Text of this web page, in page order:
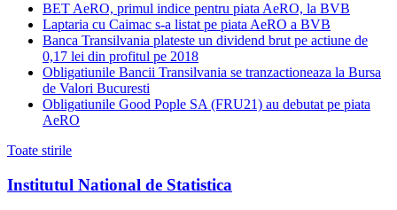
BET AeRO, primul indice pentru piata AeRO, la BVB
Laptaria cu Caimac s-a listat pe piata AeRO a BVB
Banca Transilvania plateste un dividend brut pe actiune de
0,17 lei din profitul pe 2018
Obligatiunile Bancii Transilvania se tranzactioneaza la Bursa
de Valori Bucuresti
Obligatiunile Good Pople SA (FRU21) au debutat pe piata
AeRO
Toate stirile
Institutul National de Statistica